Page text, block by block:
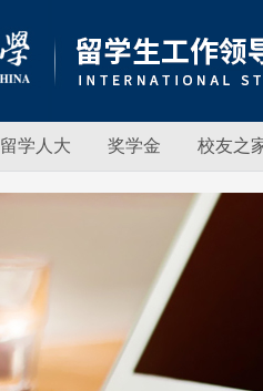
留学人大 奖学金 校友之